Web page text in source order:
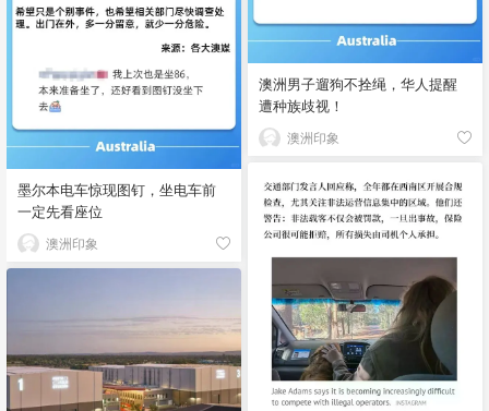
澳洲男子遛狗不拴绳，华人提醒
遭种族歧视！
澳洲印象
墨尔本电车惊现图钉，坐电车前
一定先看座位
澳洲印象